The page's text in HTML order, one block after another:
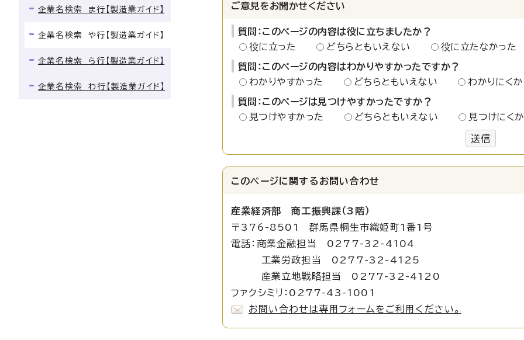
ご意見をお聞かせください
質問：このページの内容は役に立ちましたか？
役に立った
どちらともいえない 役に立たなかった
質問：このページの内容はわかりやすかったですか？
わかりやすかった
どちらともいえない わかりにく
質問：このページは見つけやすかったですか？
見つけやすかった
どちらともいえない 見つけにく
送信
このページに関する お問い合わせ
産業経済部 商工振興課（3階）
〒376-8501 群馬県桐生市織姫町1番1号
電話：商業金融担当 0277-32-4104
工業労政担当 0277-32-4125
産業立地戦略担当 0277-32-4120
ファクシミリ：0277-43-1001
お問い合わせは専用フォームをご利用ください。
企業名検索 ま行【製造業ガイド】
企業名検索 や行【製造業ガイド】
企業名検索 ら行【製造業ガイド】
企業名検索 わ行【製造業ガイド】